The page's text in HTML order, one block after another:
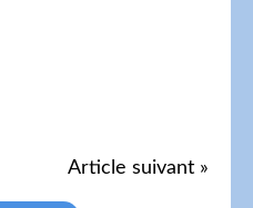
Article suivant »